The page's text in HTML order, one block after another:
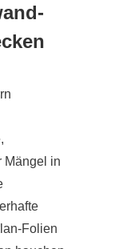
Mängel in
Folien